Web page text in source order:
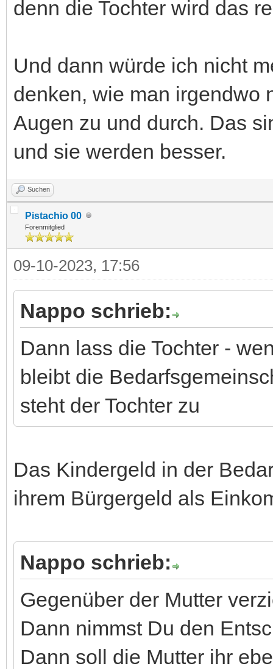
denn die Tochter wird das
Und dann würde ich nicht
denken, wie man irgendwo
Augen zu und durch. Das
und sie werden besser.
Suchen
Pistachio 00
Forenmitglied
09-10-2023, 17:56
Nappo schrieb:
Dann lass die Tochter -
bleibt die
steht der Tochter zu
Das Kindergeld in der
ihrem Bürgergeld als
Nappo schrieb:
Gegenüber der Mutter
Dann nimmst Du den
Dann soll die Mutter ihr